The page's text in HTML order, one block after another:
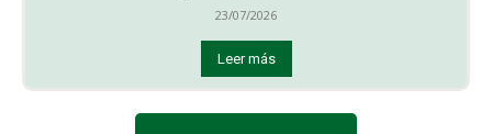
23/07/2026
Leer más